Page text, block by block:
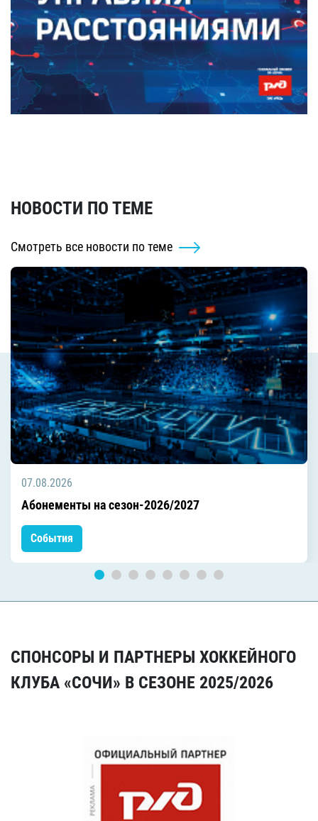
НОВОСТИ ПО ТЕМЕ
Смотреть все новости по теме
07.08.2026
Абонементы на сезон-2026/2027
События
СПОНСОРЫ И ПАРТНЕРЫ ХОККЕЙНОГО
КЛУБА «СОЧИ» В СЕЗОНЕ 2025/2026